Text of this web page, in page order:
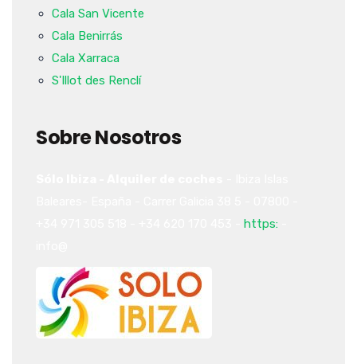
Cala San Vicente
Cala Benirrás
Cala Xarraca
S'Illot des Renclí
Sobre Nosotros
https: